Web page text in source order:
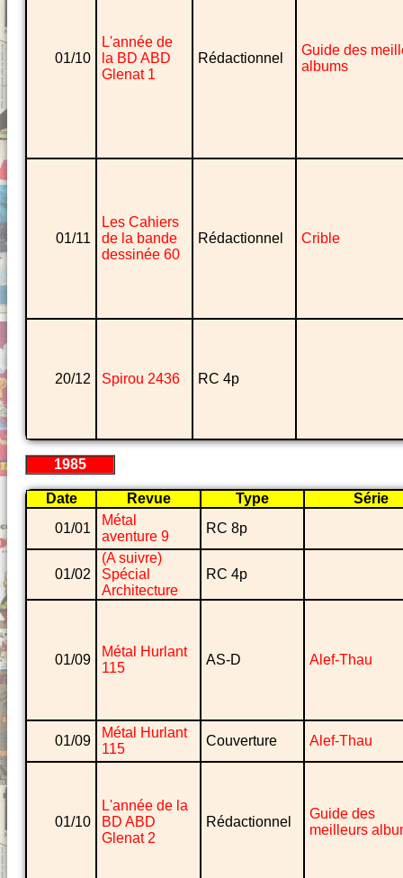
01/10
L'année de
la BD ABD
Glenat 1
Rédactionnel
Guide des
albums
01/11
Les Cahiers
de la bande
dessinée 60
Rédactionnel Crible
20/12 Spirou 2436 RC 4p
1985
Date Revue Type
Série
01/01
Métal
aventure 9
RC 8p
01/02
(A suivre)
Spécial
Architecture
RC 4p
01/09
Métal Hurlant
115
AS-D Alef-Thau
01/09
Métal Hurlant
115
Couverture Alef-Thau
01/10
L'année de la
BD ABD
Glenat 2
Rédactionnel
Guide des
meilleurs